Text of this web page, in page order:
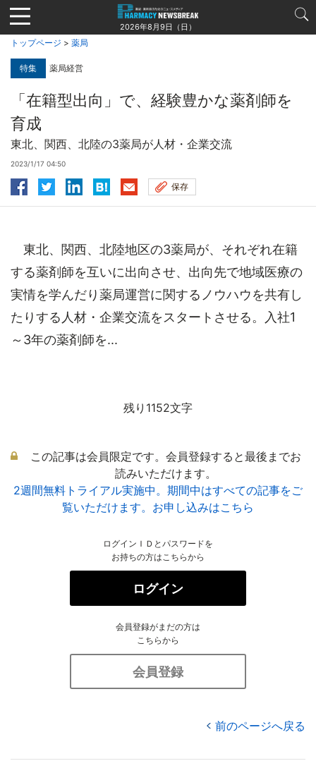
Jump
to
navigation
2026年8月9日（日）
トップページ > 薬局
特集 薬局経営
「在籍型出向」で、経験豊かな薬剤師を
育成
東北、関西、北陸の3薬局が人材・企業交流
2023/1/17 04:50
保存
東北、関西、北陸地区の3薬局が、それぞれ在籍
する薬剤師を互いに出向させ、出向先で地域医療の
実情を学んだり薬局運営に関するノウハウを共有し
たりする人材・企業交流をスタートさせる。入社1
～3年の薬剤師を...
残り1152文字
この記事は会員限定です。会員登録すると最後までお
読みいただけます。
2週間無料トライアル実施中。期間中はすべての記事をご
覧いただけます。お申し込みはこちら
ログインＩＤとパスワードを
お持ちの方はこちらから
ログイン
会員登録がまだの方は
こちらから
会員登録
前のページへ戻る